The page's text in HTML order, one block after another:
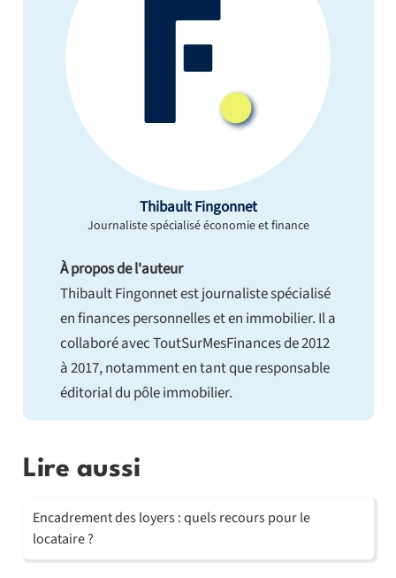
Thibault Fingonnet
Journaliste spécialisé économie et finance
À propos de l'auteur
Thibault Fingonnet est journaliste spécialisé
en finances personnelles et en immobilier. Il a
collaboré avec ToutSurMesFinances de 2012
à 2017, notamment en tant que responsable
éditorial du pôle immobilier.
Lire aussi
Encadrement des loyers : quels recours pour le
locataire ?